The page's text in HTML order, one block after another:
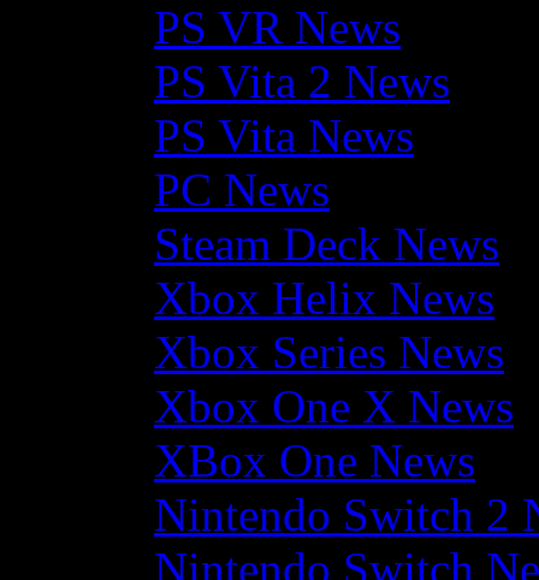
PS VR News
PS Vita 2 News
PS Vita News
PC News
Steam Deck News
Xbox Helix News
Xbox Series News
Xbox One X News
XBox One News
Nintendo Switch 2
Nintendo Switch